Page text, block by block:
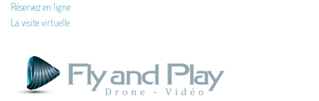
Réservez en ligne
La visite virtuelle